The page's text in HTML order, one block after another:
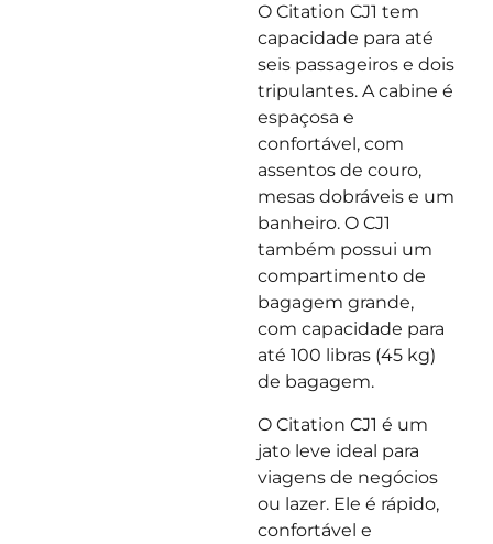
O Citation CJ1 tem
capacidade para até
seis passageiros e dois
tripulantes. A cabine é
espaçosa e
confortável, com
assentos de couro,
mesas dobráveis e um
banheiro. O CJ1
também possui um
compartimento de
bagagem grande,
com capacidade para
até 100 libras (45 kg)
de bagagem.
O Citation CJ1 é um
jato leve ideal para
viagens de negócios
ou lazer. Ele é rápido,
confortável e